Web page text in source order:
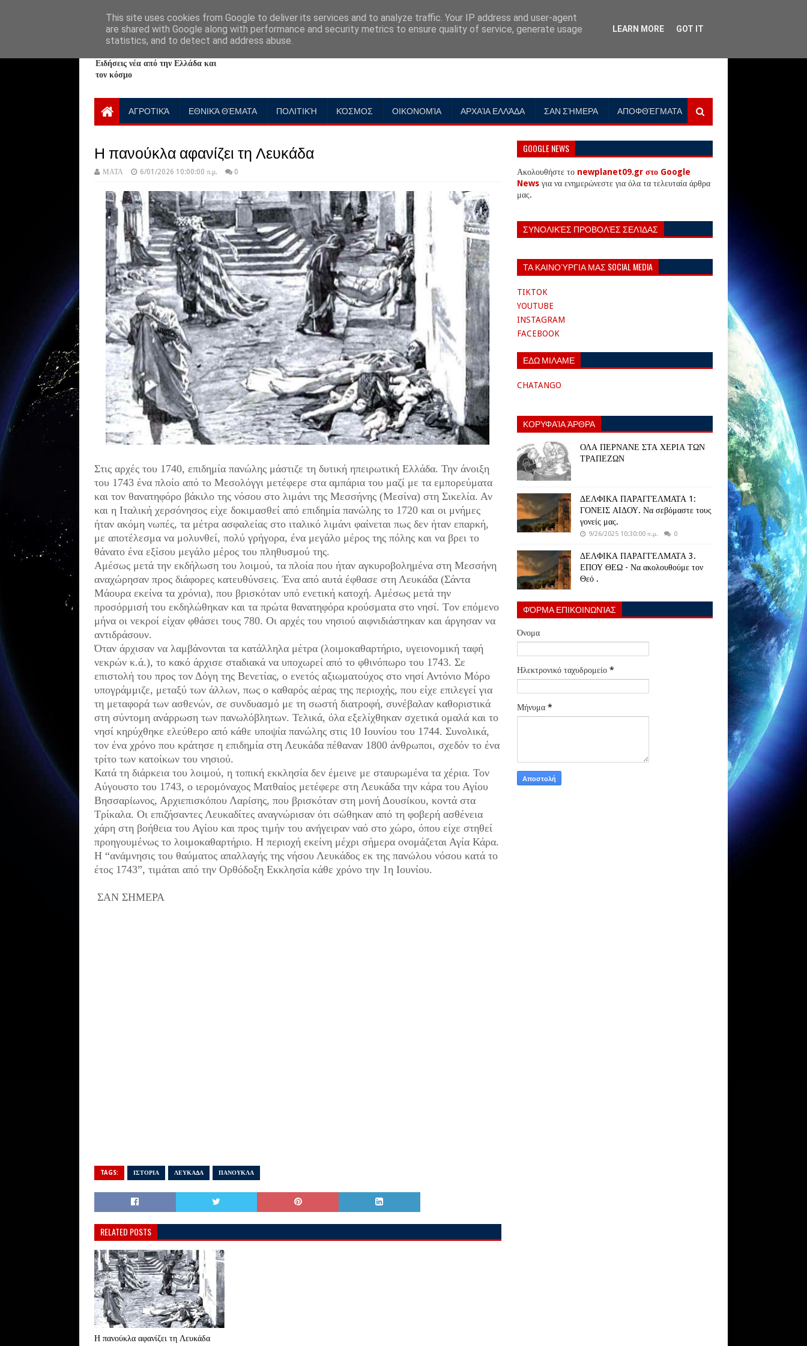
NewPlanet09
Ειδήσεις νέα από την Ελλάδα και
τον κόσμο
ΑΓΡΟΤΙΚΆ ΕΘΝΙΚΆ ΘΈΜΑΤΑ ΠΟΛΙΤΙΚΉ ΚΌΣΜΟΣ ΟΙΚΟΝΟΜΊΑ ΑΡΧΑΊΑ ΕΛΛΆΔΑ ΣΑΝ ΣΉΜΕΡΑ ΑΠΟΦΘΈΓΜΑΤΑ
Η πανούκλα αφανίζει τη Λευκάδα
ΜΑΤΑ 6/01/2026 10:00:00 π.μ. 0
Στις αρχές του 1740, επιδημία πανώλης μάστιζε τη δυτική ηπειρωτική Ελλάδα. Την άνοιξη
του 1743 ένα πλοίο από το Μεσολόγγι μετέφερε στα αμπάρια του μαζί με τα εμπορεύματα
και τον θανατηφόρο βάκιλο της νόσου στο λιμάνι της Μεσσήνης (Μεσίνα) στη Σικελία. Αν
και η Ιταλική χερσόνησος είχε δοκιμασθεί από επιδημία πανώλης το 1720 και οι μνήμες
ήταν ακόμη νωπές, τα μέτρα ασφαλείας στο ιταλικό λιμάνι φαίνεται πως δεν ήταν επαρκή,
με αποτέλεσμα να μολυνθεί, πολύ γρήγορα, ένα μεγάλο μέρος της πόλης και να βρει το
θάνατο ένα εξίσου μεγάλο μέρος του πληθυσμού της.
Αμέσως μετά την εκδήλωση του λοιμού, τα πλοία που ήταν αγκυροβολημένα στη Μεσσήνη
αναχώρησαν προς διάφορες κατευθύνσεις. Ένα από αυτά έφθασε στη Λευκάδα (Σάντα
Μάουρα εκείνα τα χρόνια), που βρισκόταν υπό ενετική κατοχή. Αμέσως μετά την
προσόρμισή του εκδηλώθηκαν και τα πρώτα θανατηφόρα κρούσματα στο νησί. Tον επόμενο
μήνα οι νεκροί είχαν φθάσει τους 780. Οι αρχές του νησιού αιφνιδιάστηκαν και άργησαν να
αντιδράσουν.
Όταν άρχισαν να λαμβάνονται τα κατάλληλα μέτρα (λοιμοκαθαρτήριο, υγειονομική ταφή
νεκρών κ.ά.), το κακό άρχισε σταδιακά να υποχωρεί από το φθινόπωρο του 1743. Σε
επιστολή του προς τον Δόγη της Βενετίας, ο ενετός αξιωματούχος στο νησί Αντόνιο Μόρο
υπογράμμιζε, μεταξύ των άλλων, πως ο καθαρός αέρας της περιοχής, που είχε επιλεγεί για
τη μεταφορά των ασθενών, σε συνδυασμό με τη σωστή διατροφή, συνέβαλαν καθοριστικά
στη σύντομη ανάρρωση των πανωλόβλητων. Τελικά, όλα εξελίχθηκαν σχετικά ομαλά και το
νησί κηρύχθηκε ελεύθερο από κάθε υποψία πανώλης στις 10 Ιουνίου του 1744. Συνολικά,
τον ένα χρόνο που κράτησε η επιδημία στη Λευκάδα πέθαναν 1800 άνθρωποι, σχεδόν το ένα
τρίτο των κατοίκων του νησιού.
Κατά τη διάρκεια του λοιμού, η τοπική εκκλησία δεν έμεινε με σταυρωμένα τα χέρια. Τον
Αύγουστο του 1743, ο ιερομόναχος Ματθαίος μετέφερε στη Λευκάδα την κάρα του Αγίου
Βησσαρίωνος, Αρχιεπισκόπου Λαρίσης, που βρισκόταν στη μονή Δουσίκου, κοντά στα
Τρίκαλα. Οι επιζήσαντες Λευκαδίτες αναγνώρισαν ότι σώθηκαν από τη φοβερή ασθένεια
χάρη στη βοήθεια του Αγίου και προς τιμήν του ανήγειραν ναό στο χώρο, όπου είχε στηθεί
προηγουμένως το λοιμοκαθαρτήριο. Η περιοχή εκείνη μέχρι σήμερα ονομάζεται Αγία Κάρα.
Η “ανάμνησις του θαύματος απαλλαγής της νήσου Λευκάδος εκ της πανώλου νόσου κατά το
έτος 1743”, τιμάται από την Ορθόδοξη Εκκλησία κάθε χρόνο την 1η Ιουνίου.
ΣΑΝ ΣΗΜΕΡΑ
TAGS: ΙΣΤΟΡΙΑ ΛΕΥΚΑΔΑ ΠΑΝΟΥΚΛΑ
RELATED POSTS
Η πανούκλα αφανίζει τη Λευκάδα
GOOGLE NEWS
Ακολουθήστε το newplanet09.gr στο Google
News για να ενημερώνεστε για όλα τα τελευταία άρθρα
μας.
ΣΥΝΟΛΙΚΈΣ ΠΡΟΒΟΛΈΣ ΣΕΛΊΔΑΣ
ΤΑ ΚΑΙΝΟΎΡΓΙΑ ΜΑΣ SOCIAL MEDIA
TIKTOK
YOUTUBE
INSTAGRAM
FACEBOOK
ΕΔΩ ΜΙΛΑΜΕ
CHATANGO
ΚΟΡΥΦΑΊΑ ΆΡΘΡΑ
ΟΛΑ ΠΕΡΝΑΝΕ ΣΤΑ ΧΕΡΙΑ ΤΩΝ
ΤΡΑΠΕΖΩΝ
ΔΕΛΦΙΚΑ ΠΑΡΑΓΓΕΛΜΑΤΑ 1:
ΓΟΝΕΙΣ ΑΙΔΟΥ. Να σεβόμαστε τους
γονείς μας.
9/26/2025 10:30:00 π.μ. 0
ΔΕΛΦΙΚΑ ΠΑΡΑΓΓΕΛΜΑΤΑ 3.
ΕΠΟΥ ΘΕΩ - Να ακολουθούμε τον
Θεό .
ΦΌΡΜΑ ΕΠΙΚΟΙΝΩΝΊΑΣ
Όνομα
Ηλεκτρονικό ταχυδρομείο *
Μήνυμα *
This site uses cookies from Google to deliver its services and to analyze traffic. Your IP address and user-agent
are shared with Google along with performance and security metrics to ensure quality of service, generate usage
statistics, and to detect and address abuse.
LEARN MORE GOT IT